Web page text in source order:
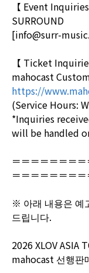
【 Event Inquiries
SURROUND
[info@surr-
【 Ticket
mahocast
https://
(Service Hours:
*Inquiries
will be handled
＝＝＝＝＝＝＝
＝＝＝＝＝＝＝＝
※ 아래 내용은 예
드립니다.
2026 XLOV ASIA
mahocast 선행판